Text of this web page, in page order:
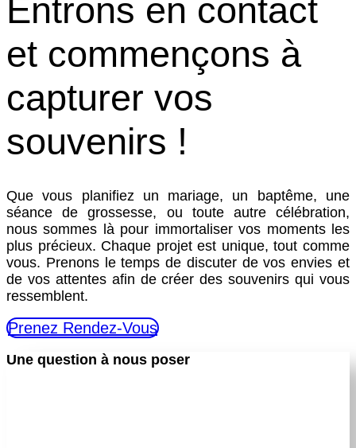
Entrons en contact
et commençons à
capturer vos
souvenirs !
Que vous planifiez un mariage, un baptême, une
séance de grossesse, ou toute autre célébration,
nous sommes là pour immortaliser vos moments les
plus précieux. Chaque projet est unique, tout comme
vous. Prenons le temps de discuter de vos envies et
de vos attentes afin de créer des souvenirs qui vous
ressemblent.
Prenez Rendez-Vous
Une question à nous poser